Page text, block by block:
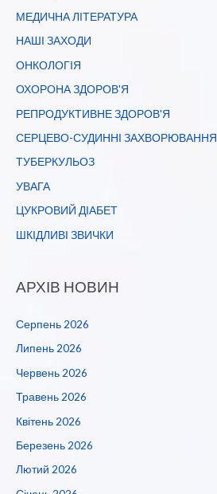
МЕДИЧНА ЛІТЕРАТУРА
НАШІ ЗАХОДИ
ОНКОЛОГІЯ
ОХОРОНА ЗДОРОВ'Я
РЕПРОДУКТИВНЕ ЗДОРОВ'Я
СЕРЦЕВО-СУДИННІ ЗАХВОРЮВАННЯ
ТУБЕРКУЛЬОЗ
УВАГА
ЦУКРОВИЙ ДІАБЕТ
ШКІДЛИВІ ЗВИЧКИ
АРХІВ НОВИН
Серпень 2026
Липень 2026
Червень 2026
Травень 2026
Квітень 2026
Березень 2026
Лютий 2026